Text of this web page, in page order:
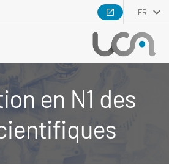
FR
en N1 des